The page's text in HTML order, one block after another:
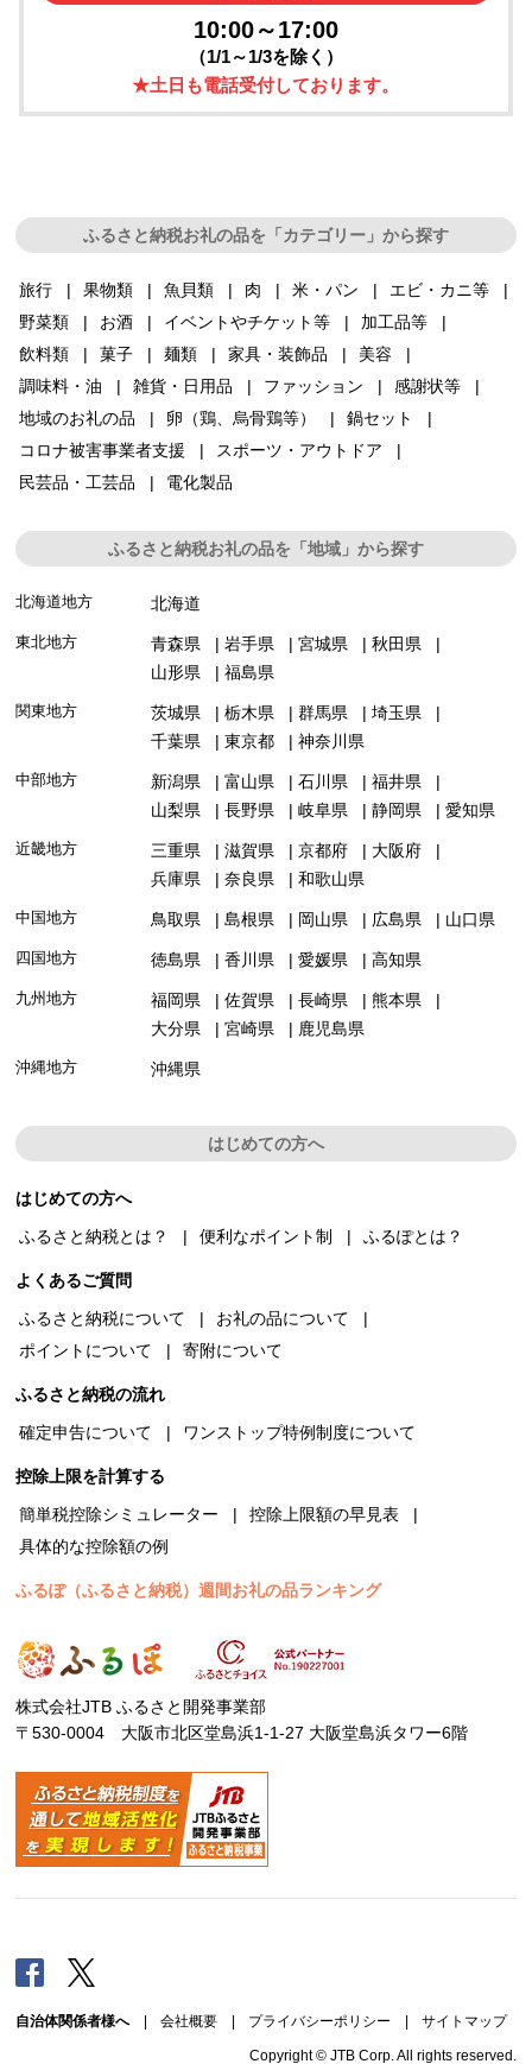
10:00～17:00
（1/1～1/3を除く）
★土日も電話受付しております。
ふるさと納税お礼の品を「カテゴリー」から探す
旅行 果物類 魚貝類 肉 米・パン
エビ・カニ等
野菜類
お酒 イベントやチケット等
加工品等
飲料類
菓子 麺類 家具・装飾品
美容
調味料・油
雑貨・日用品 ファッション
感謝状等
地域のお礼の品
卵（鶏、烏骨鶏等）
鍋セット
コロナ被害事業者支援
スポーツ・アウトドア
民芸品・工芸品
電化製品
ふるさと納税お礼の品を「地域」から探す
北海道地方 北海道
東北地方 青森県 岩手県 宮城県
秋田県
山形県
福島県
関東地方 茨城県 栃木県 群馬県
埼玉県
千葉県
東京都 神奈川県
中部地方 新潟県 富山県 石川県
福井県
山梨県
長野県 岐阜県 静岡県 愛知県
近畿地方 三重県 滋賀県 京都府
大阪府
兵庫県
奈良県 和歌山県
中国地方 鳥取県 島根県 岡山県 広島県 山口県
四国地方 徳島県 香川県 愛媛県 高知県
九州地方 福岡県 佐賀県 長崎県
熊本県
大分県
宮崎県 鹿児島県
沖縄地方 沖縄県
はじめての方へ
はじめての方へ
ふるさと納税とは？
便利なポイント制 ふるぽとは？
よくあるご質問
ふるさと納税について
お礼の品について
ポイントについて
寄附について
ふるさと納税の流れ
確定申告について
ワンストップ特例制度について
控除上限を計算する
簡単税控除シミュレーター
控除上限額の早見表
具体的な控除額の例
ふるぽ（ふるさと納税）週間お礼の品ランキング
株式会社JTB ふるさと開発事業部
〒530-0004 大阪市北区堂島浜1-1-27 大阪堂島浜タワー6階
Facebook
自治体関係者様へ| 会社概要 | プライバシーポリシー | サイトマップ
Copyright © JTB Corp. All rights reserved.